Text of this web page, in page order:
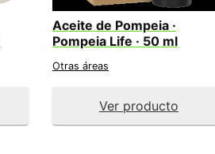
Aceite de Pompeia ·
Pompeia Life · 50 ml
Otras áreas
Ver producto